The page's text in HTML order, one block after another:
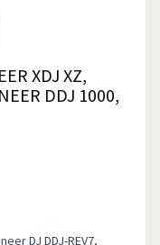
XDJ XZ,
DDJ 1000,
DJ DDJ-REV7,